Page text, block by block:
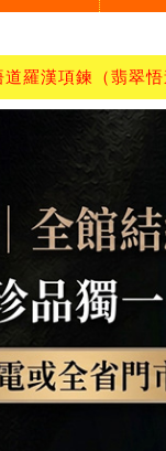
道羅漢項鍊（翡翠